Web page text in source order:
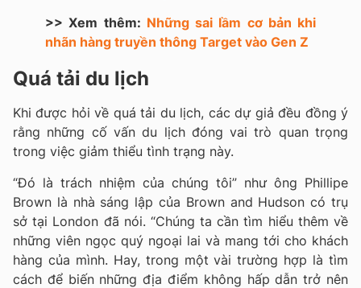
>> Xem thêm: Những sai lầm cơ bản khi
nhãn hàng truyền thông Target vào Gen Z
Quá tải du lịch
Khi được hỏi về quá tải du lịch, các dự giả đều đồng ý
rằng những cố vấn du lịch đóng vai trò quan trọng
trong việc giảm thiểu tình trạng này.
“Đó là trách nhiệm của chúng tôi” như ông Phillipe
Brown là nhà sáng lập của Brown and Hudson có trụ
sở tại London đã nói. “Chúng ta cần tìm hiểu thêm về
những viên ngọc quý ngoại lai và mang tới cho khách
hàng của mình. Hay, trong một vài trường hợp là tìm
cách để biến những địa điểm không hấp dẫn trở nên